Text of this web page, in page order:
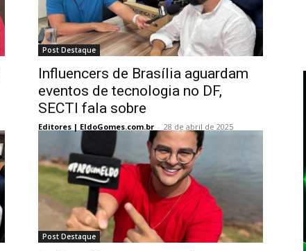
Post Destaque
Influencers de Brasília aguardam
eventos de tecnologia no DF,
SECTI fala sobre
Editores | EldoGomes.com.br - 28 de abril de 2025
Post Destaque